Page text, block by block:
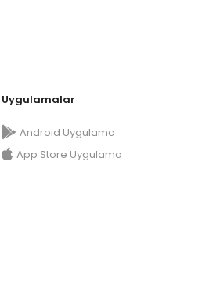
Uygulamalar
Android Uygulama
App Store Uygulama